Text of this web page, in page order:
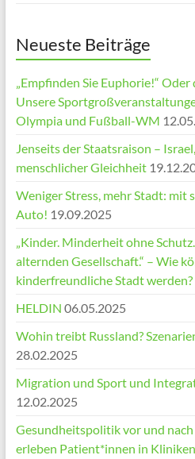
Neueste Beiträge
„Empfinden Sie Euphorie!“
Unsere
Olympia und Fußball-WM
Jenseits der Staatsraison –
menschlicher Gleichheit
Weniger Stress, mehr Stadt: mit
Auto! 19.09.2025
„Kinder. Minderheit ohne
alternden Gesellschaft.“ – Wie
kinderfreundliche Stadt werden?
HELDIN 06.05.2025
Wohin treibt Russland?
28.02.2025
Migration und Sport und
12.02.2025
Gesundheitspolitik vor und
erleben Patient*innen in